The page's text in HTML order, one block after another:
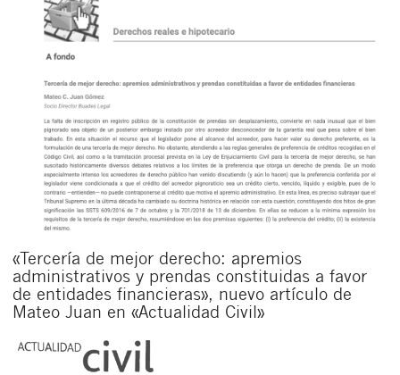
«Tercería de mejor derecho: apremios
administrativos y prendas constituidas a favor
de entidades financieras», nuevo artículo de
Mateo Juan en «Actualidad Civil»